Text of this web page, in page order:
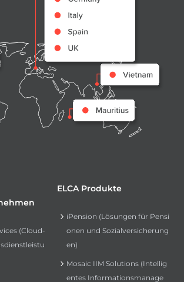
(Cloud-
ELCA Produkte
iPension (Lösungen für Pensi
onen und Sozialversicherung
en)
Mosaic IIM Solutions (Intellig
entes Informationsmanage